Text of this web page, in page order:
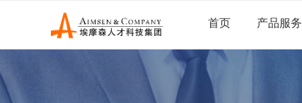
首页 产品服务